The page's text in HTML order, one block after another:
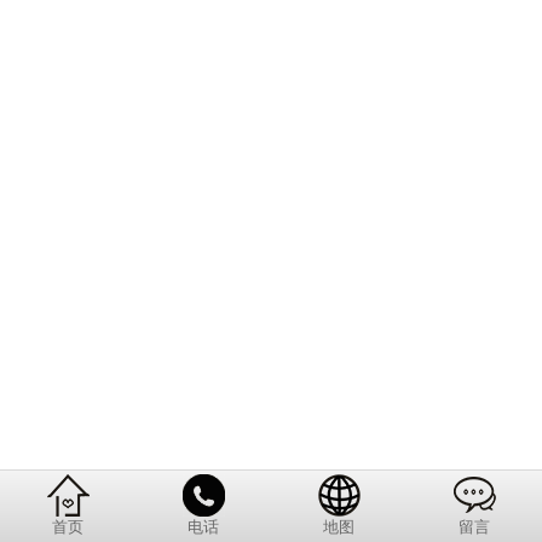
首页 电话 地图 留言